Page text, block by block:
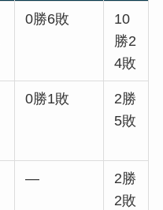
0勝6敗
10
勝2
4敗
0勝1敗
2勝
5敗
―
2勝
2敗